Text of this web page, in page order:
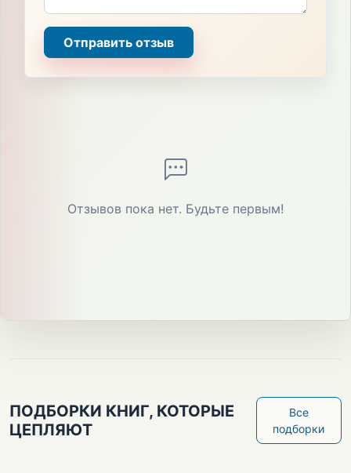
Отправить отзыв
Отзывов пока нет. Будьте первым!
ПОДБОРКИ КНИГ, КОТОРЫЕ
ЦЕПЛЯЮТ
Все
подборки